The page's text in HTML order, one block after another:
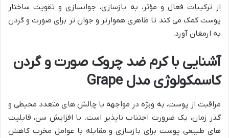
از ترکیبات فعال و مؤثر، به بازسازی، جوانسازی و تقویت ساختار
پوست کمک می کند تا ظاهری هموارتر و جوان تر برای صورت و گردن
به ارمغان آورد.
آشنایی با کرم ضد چروک صورت و گردن
کاسمکولوژی مدل Grape
مراقبت از پوست، به ویژه در مواجهه با چالش های متعدد محیطی و
گذر زمان، یک ضرورت اجتناب ناپذیر است. با افزایش سن، قابلیت
های طبیعی پوست برای بازسازی و مقابله با عوامل مخرب کاهش